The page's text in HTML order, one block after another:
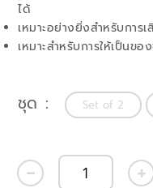
ได้
เหมาะอย่างยิ่งสำหรับการ
เหมาะสำหรับการให้เป็นข
ชุด Set of 2